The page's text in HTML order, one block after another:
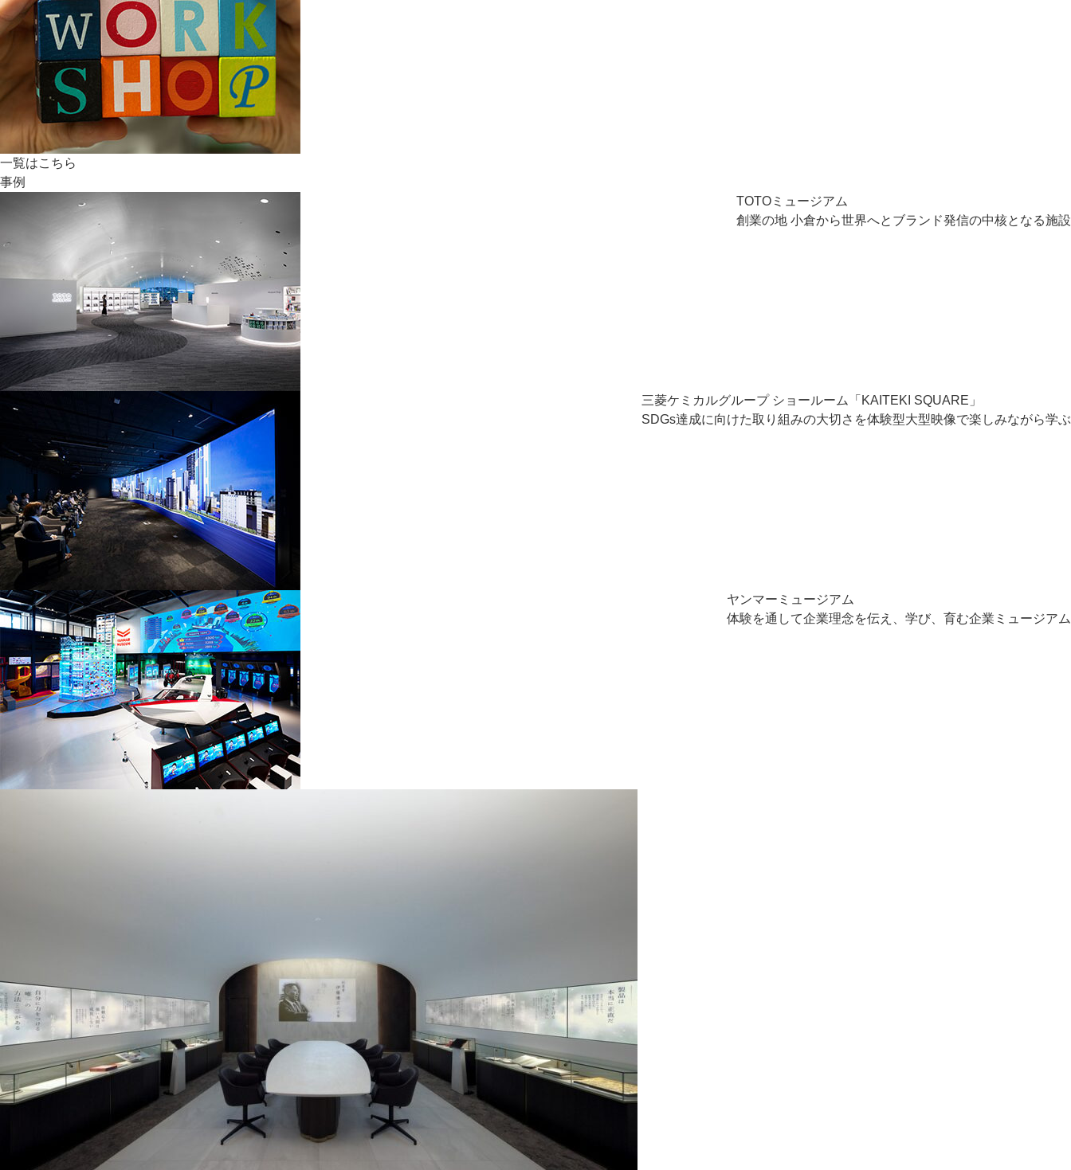
一覧はこちら
事例
TOTOミュージアム
創業の地 小倉から世界へとブランド発信の中核となる施設
三菱ケミカルグループ ショールーム「KAITEKI SQUARE」
SDGs達成に向けた取り組みの大切さを体験型大型映像で楽しみながら学ぶ
ヤンマーミュージアム
体験を通して企業理念を伝え、学び、育む企業ミュージアム